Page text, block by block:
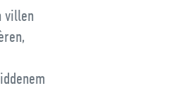
villen